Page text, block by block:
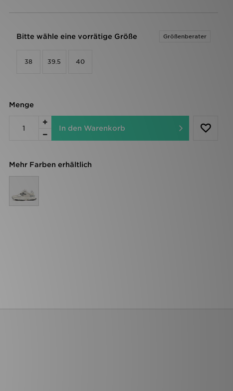
Bitte wähle eine vorrätige Größe Größenberater
38 39.5 40
Menge
In den Warenkorb
Mehr Farben erhältlich